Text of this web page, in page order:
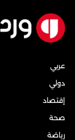
عربي
دولي
إقتصاد
صحة
رياضة